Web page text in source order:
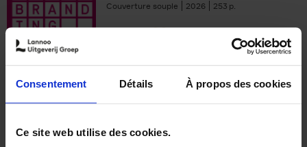
Consentement Détails À propos des cookies
Ce site web utilise des cookies.
Couverture souple
2026 253
€34,99